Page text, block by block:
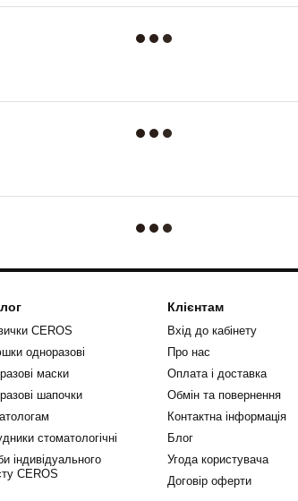
CEROS
одноразові
маски
шапочки
стоматологічні
індивідуального
CEROS
Клієнтам
Вхід до кабінету
Про нас
Оплата і доставка
Обмін та повернення
Контактна інформація
Блог
Угода користувача
Договір оферти